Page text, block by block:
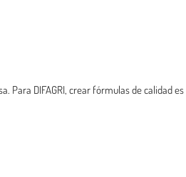
Para DIFAGRI, crear fórmulas de calidad